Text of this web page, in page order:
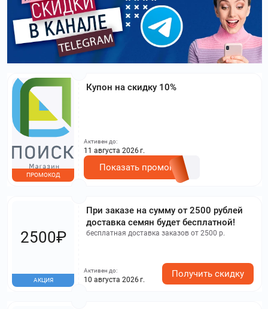
Купон на скидку 10%
ПРОМОКОД
Активен до:
11 августа 2026 г.
Показать промокод
При заказе на сумму от 2500 рублей
доставка семян будет бесплатной!
бесплатная доставка заказов от 2500 р.
2500₽
АКЦИЯ
Активен до:
10 августа 2026 г.
Получить скидку